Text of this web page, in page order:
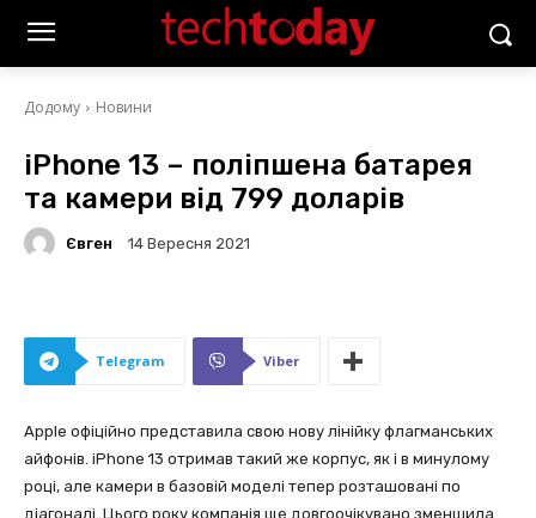
Додому Новини
iPhone 13 – поліпшена батарея
та камери від 799 доларів
Євген 14 Вересня 2021
Telegram Viber
Apple офіційно представила свою нову лінійку флагманських
айфонів. iPhone 13 отримав такий же корпус, як і в минулому
році, але камери в базовій моделі тепер розташовані по
діагоналі. Цього року компанія ще довгоочікувано зменшила